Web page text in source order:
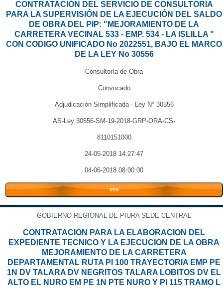
CONTRATACIÓN DEL SERVICIO DE CONSULTORÍA
PARA LA SUPERVISIÓN DE LA EJECUCIÓN DEL SALDO
DE OBRA DEL PIP: "MEJORAMIENTO DE LA
CARRETERA VECINAL 533 - EMP. 534 - LA ISLILLA "
CON CODIGO UNIFICADO No 2022551, BAJO EL MARCO
DE LA LEY No 30556
Consultoría de Obra
Convocado
Adjudicación Simplificada - Ley Nº 30556
AS-Ley 30556-SM-19-2018-GRP-ORA-CS-
8110151000
24-05-2018 14:27:47
04-06-2018 08:00:00
VER
GOBIERNO REGIONAL DE PIURA SEDE CENTRAL
CONTRATACION PARA LA ELABORACION DEL
EXPEDIENTE TECNICO Y LA EJECUCION DE LA OBRA
MEJORAMIENTO DE LA CARRETERA
DEPARTAMENTAL RUTA PI 100 TRAYECTORIA EMP PE
1N DV TALARA DV NEGRITOS TALARA LOBITOS DV EL
ALTO EL NURO EM PE 1N PTE NURO Y PI 115 TRAMO L